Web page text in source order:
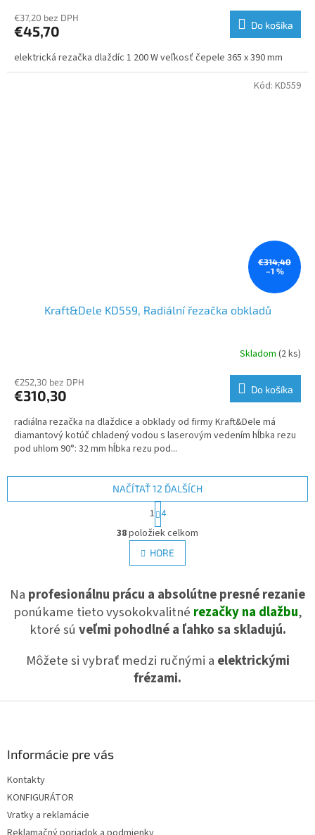
€37,20 bez DPH
€45,70 Do košíka
elektrická rezačka dlaždíc 1 200 W veľkosť čepele 365 x 390 mm
€314,40
–1 %
Kraft&Dele KD559, Radiální řezačka obkladů
Skladom (2 ks)
€252,30 bez DPH
€310,30 Do košíka
radiálna rezačka na dlaždice a obklady od firmy Kraft&Dele má
diamantový kotúč chladený vodou s laserovým vedením hĺbka rezu
pod uhlom 90°: 32 mm hĺbka rezu pod...
Kód: KD559
O
v
l
á
a
c
i
e
r
v
k
y
NAČÍTAŤ 12 ĎALŠÍCH
S
t
r
á
n
k
v
a
n
i
e
1 4
38položiek celkom
HORE
Na profesionálnu prácu a absolútne presné rezanie
ponúkame tieto vysokokvalitné rezačky na dlažbu,
ktoré sú veľmi pohodlné a ľahko sa skladujú.
Môžete si vybrať medzi ručnými a elektrickými
frézami.
Informácie pre vás
Kontakty
KONFIGURÁTOR
Vratky a reklamácie